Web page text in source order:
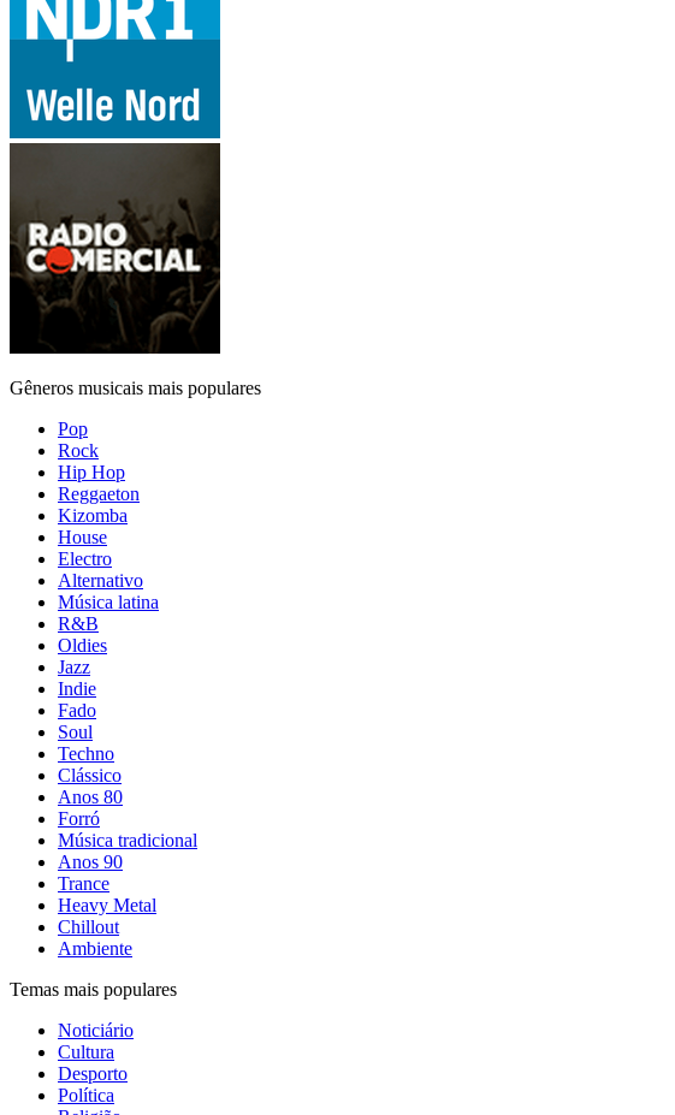
Gêneros musicais mais populares
Pop
Rock
Hip Hop
Reggaeton
Kizomba
House
Electro
Alternativo
Música latina
R&B
Oldies
Jazz
Indie
Fado
Soul
Techno
Clássico
Anos 80
Forró
Música tradicional
Anos 90
Trance
Heavy Metal
Chillout
Ambiente
Temas mais populares
Noticiário
Cultura
Desporto
Política